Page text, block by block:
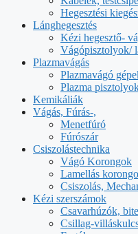
Hegesztési
Lánghegesztés
Kézi hegesztő-
Vágópisztolyok/
Plazmavágás
Plazmavágó
Plazma
Kemikáliák
Vágás, Fúrás-,
Menetfúró
Fúrószár
Csiszolástechnika
Vágó Korongok
Lamellás
Csiszolás,
Kézi szerszámok
Csavarhúzók,
Csillag-